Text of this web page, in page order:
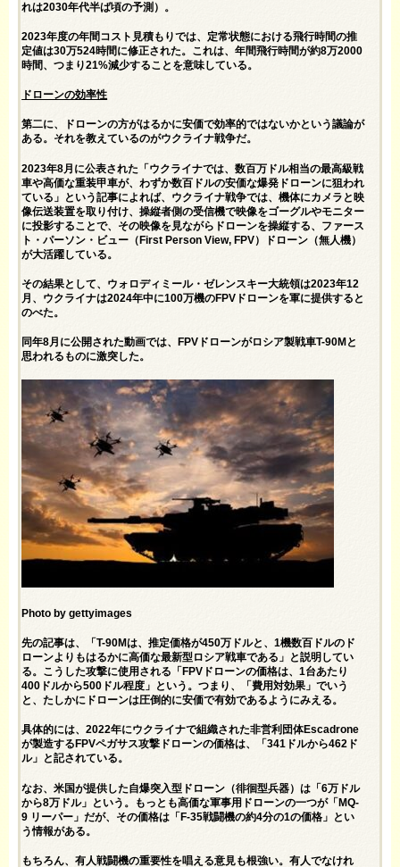
れは2030年代半ば頃の予測）。
2023年度の年間コスト見積もりでは、定常状態における飛行時間の推
定値は30万524時間に修正された。これは、年間飛行時間が約8万2000
時間、つまり21%減少することを意味している。
ドローンの効率性
第二に、ドローンの方がはるかに安価で効率的ではないかという議論が
ある。それを教えているのがウクライナ戦争だ。
2023年8月に公表された「ウクライナでは、数百万ドル相当の最高級戦
車や高価な重装甲車が、わずか数百ドルの安価な爆発ドローンに狙われ
ている」という記事によれば、ウクライナ戦争では、機体にカメラと映
像伝送装置を取り付け、操縦者側の受信機で映像をゴーグルやモニター
に投影することで、その映像を見ながらドローンを操縦する、ファース
ト・パーソン・ビュー（First Person View, FPV）ドローン（無人機）
が大活躍している。
その結果として、ウォロディミール・ゼレンスキー大統領は2023年12
月、ウクライナは2024年中に100万機のFPVドローンを軍に提供すると
のべた。
同年8月に公開された動画では、FPVドローンがロシア製戦車T-90Mと
思われるものに激突した。
Photo by gettyimages
先の記事は、「T-90Mは、推定価格が450万ドルと、1機数百ドルのド
ローンよりもはるかに高価な最新型ロシア戦車である」と説明してい
る。こうした攻撃に使用される「FPVドローンの価格は、1台あたり
400ドルから500ドル程度」という。つまり、「費用対効果」でいう
と、たしかにドローンは圧倒的に安価で有効であるようにみえる。
具体的には、2022年にウクライナで組織された非営利団体Escadrone
が製造するFPVペガサス攻撃ドローンの価格は、「341ドルから462ド
ル」と記されている。
なお、米国が提供した自爆突入型ドローン（徘徊型兵器）は「6万ドル
から8万ドル」という。もっとも高価な軍事用ドローンの一つが「MQ-
9 リーパー」だが、その価格は「F-35戦闘機の約4分の1の価格」とい
う情報がある。
もちろん、有人戦闘機の重要性を唱える意見も根強い。有人でなけれ